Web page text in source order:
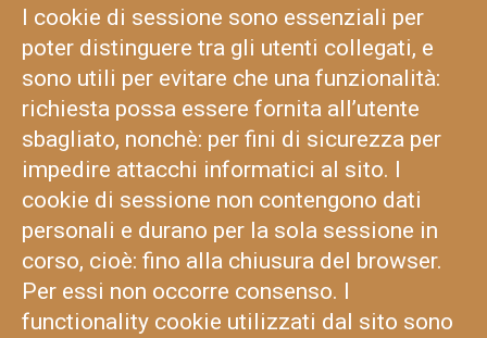
I cookie di sessione sono essenziali per
poter distinguere tra gli utenti collegati, e
sono utili per evitare che una funzionalità:
richiesta possa essere fornita all’utente
sbagliato, nonchè: per fini di sicurezza per
impedire attacchi informatici al sito. I
cookie di sessione non contengono dati
personali e durano per la sola sessione in
corso, cioè: fino alla chiusura del browser.
Per essi non occorre consenso. I
functionality cookie utilizzati dal sito sono